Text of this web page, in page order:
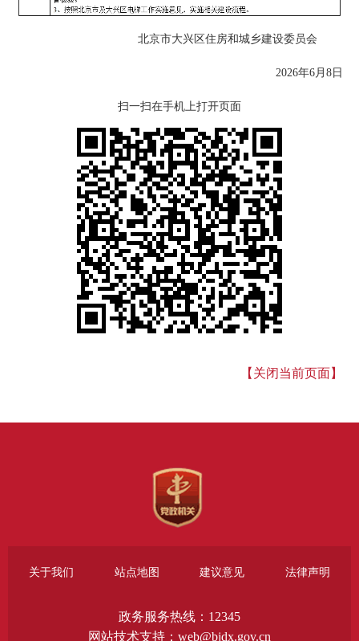
北京市大兴区住房和城乡建设委员会
2026年6月8日
扫一扫在手机上打开页面
【关闭当前页面】
关于我们 站点地图 建议意见 法律声明
政务服务热线：12345
网站技术支持：web@bjdx.gov.cn